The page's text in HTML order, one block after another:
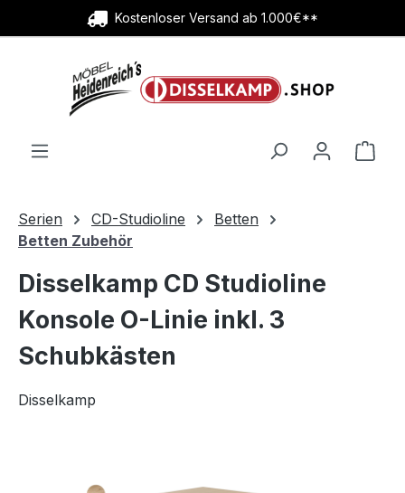
Zum Hauptinhalt springenKostenloser Versand ab 1.000€**
Serien CD-Studioline
Betten
Betten Zubehör
Disselkamp CD Studioline
Konsole O-Linie inkl. 3
Schubkästen
Disselkamp